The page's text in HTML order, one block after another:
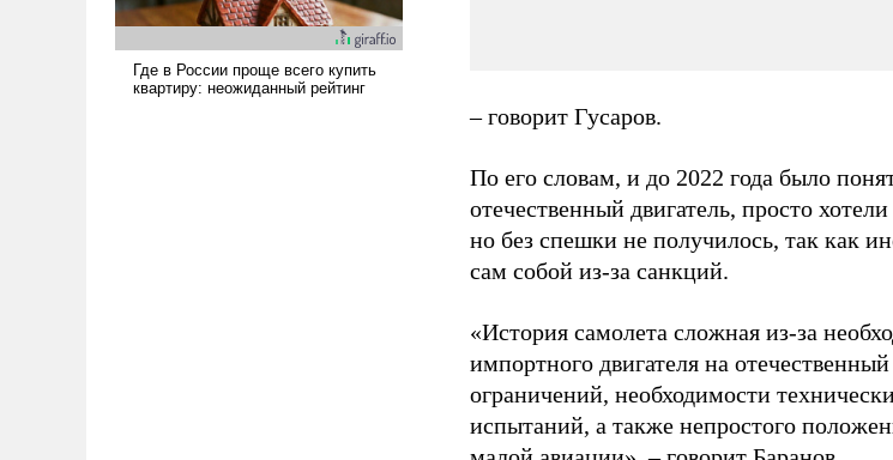
– говорит Гусаров.
По его словам, и до 2022 года было
отечественный двигатель, просто
но без спешки не получилось, так как
сам собой из-за санкций.
«История самолета сложная из-за
импортного двигателя на
ограничений, необходимости
испытаний, а также непростого